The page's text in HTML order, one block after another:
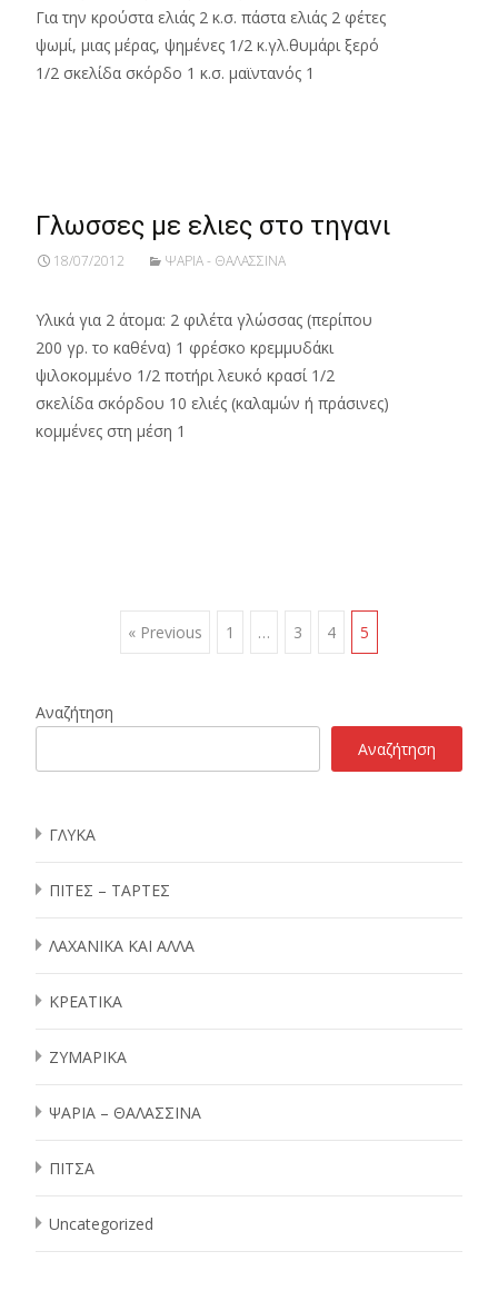
Για την κρούστα ελιάς 2 κ.σ. πάστα ελιάς 2 φέτες
ψωμί, μιας μέρας, ψημένες 1/2 κ.γλ.θυμάρι ξερό
1/2 σκελίδα σκόρδο 1 κ.σ. μαϊντανός 1
Γλωσσες με ελιες στο τηγανι
18/07/2012 ΨΑΡΙΑ - ΘΑΛΑΣΣΙΝΑ
Υλικά για 2 άτομα: 2 φιλέτα γλώσσας (περίπου
200 γρ. το καθένα) 1 φρέσκο κρεμμυδάκι
ψιλοκομμένο 1/2 ποτήρι λευκό κρασί 1/2
σκελίδα σκόρδου 10 ελιές (καλαμών ή πράσινες)
κομμένες στη μέση 1
Posts
navigation
« Previous 1 … 3 4 5
Αναζήτηση
Αναζήτηση
ΓΛΥΚΑ
ΠΙΤΕΣ – ΤΑΡΤΕΣ
ΛΑΧΑΝΙΚΑ ΚΑΙ ΑΛΛΑ
ΚΡΕΑΤΙΚΑ
ΖΥΜΑΡΙΚΑ
ΨΑΡΙΑ – ΘΑΛΑΣΣΙΝΑ
ΠΙΤΣΑ
Uncategorized